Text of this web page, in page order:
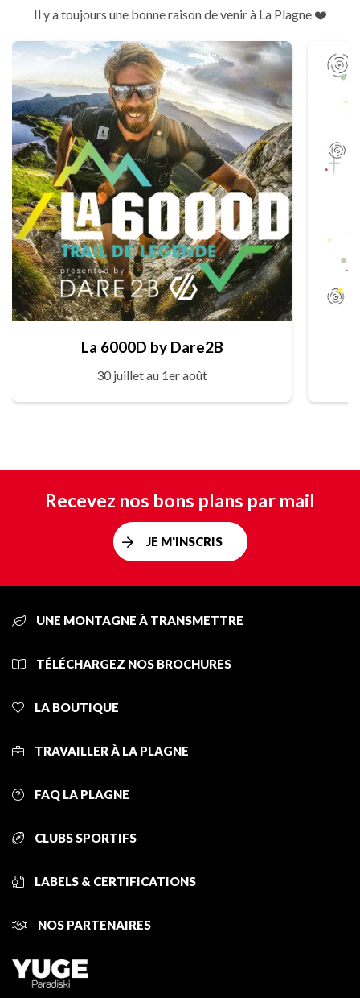
Il y a toujours une bonne raison de venir à La Plagne ❤️
La 6000D by Dare2B
30 juillet au 1er août
Recevez nos bons plans par mail
JE M'INSCRIS
UNE MONTAGNE À TRANSMETTRE
TÉLÉCHARGEZ NOS BROCHURES
LA BOUTIQUE
TRAVAILLER À LA PLAGNE
FAQ LA PLAGNE
CLUBS SPORTIFS
LABELS & CERTIFICATIONS
NOS PARTENAIRES